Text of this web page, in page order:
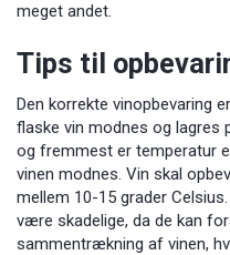
meget andet.
Tips til
Den korrekte vinopbevaring
flaske vin modnes og lagres
og fremmest er temperatur
vinen modnes. Vin skal
mellem 10-15 grader
være skadelige, da de kan
sammentrækning af vinen,